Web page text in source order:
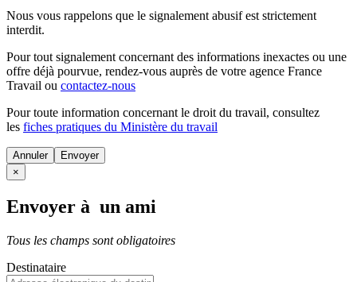
Nous vous rappelons que le signalement abusif est strictement
interdit.
Pour tout signalement concernant des informations inexactes ou une
offre déjà pourvue, rendez-vous auprès de votre agence France
Travail ou contactez-nous
Pour toute information concernant le droit du travail, consultez
les fiches pratiques du Ministère du travail
Annuler
×
Envoyer à un ami
Tous les champs sont obligatoires
Destinataire